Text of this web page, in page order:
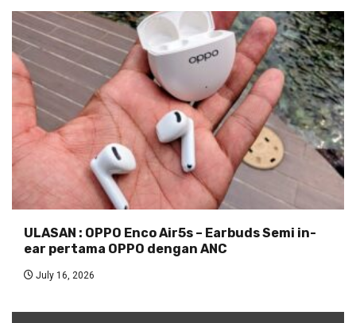
ULASAN : OPPO Enco Air5s – Earbuds Semi in-
ear pertama OPPO dengan ANC
July 16, 2026